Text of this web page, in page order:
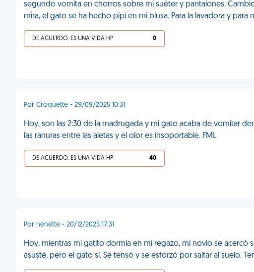
segundo vomita en chorros sobre mi suéter y pantalones.
mira, el gato se ha hecho pipí en mi blusa. Para la lavadora y para
DE ACUERDO, ES UNA VIDA HP 0
Por Croquette - 29/09/2025 10:31
Hoy, son las 2:30 de la madrugada y mi gato acaba de vomitar
las ranuras entre las aletas y el olor es insoportable. FML
DE ACUERDO, ES UNA VIDA HP 40
Por nenette - 20/12/2025 17:31
Hoy, mientras mi gatito dormía en mi regazo, mi novio se acercó
asusté, pero el gato sí. Se tensó y se esforzó por saltar al suelo.